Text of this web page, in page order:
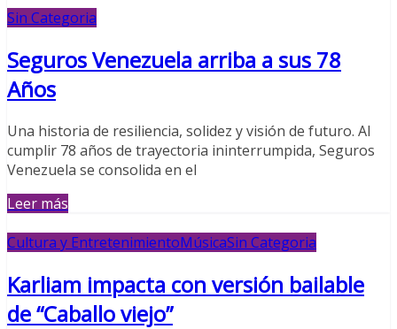
Sin Categoria
Seguros Venezuela arriba a sus 78
Años
Una historia de resiliencia, solidez y visión de futuro. Al
cumplir 78 años de trayectoria ininterrumpida, Seguros
Venezuela se consolida en el
Leer más
Cultura y EntretenimientoMúsicaSin Categoria
Karliam impacta con versión bailable
de “Caballo viejo”